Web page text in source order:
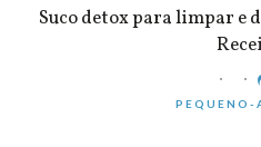
Suco detox para limpar e
PEQUENO-